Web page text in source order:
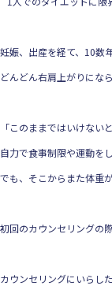
妊娠、出産を経て、10数
どんどん右肩上がりにな
「このままではいけない
自力で食事制限や運動を
でも、そこからまた体重
初回のカウンセリングの
カウンセリングにいらし